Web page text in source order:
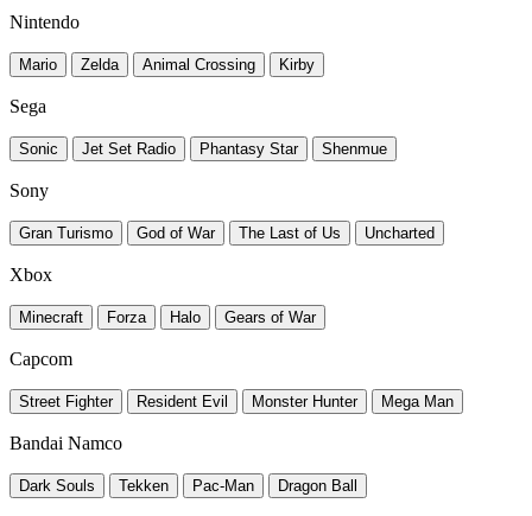
Nintendo
Mario Zelda Animal Crossing Kirby
Sega
Sonic Jet Set Radio Phantasy Star Shenmue
Sony
Gran Turismo God of War The Last of Us Uncharted
Xbox
Minecraft Forza Halo Gears of War
Capcom
Street Fighter Resident Evil Monster Hunter Mega Man
Bandai Namco
Dark Souls Tekken Pac-Man Dragon Ball